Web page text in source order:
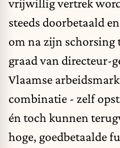
vrijwillig vertrek
steeds doorbetaald
om na zijn schorsing
graad van directeur-
Vlaamse
combinatie - zelf
én toch kunnen
hoge, goedbetaalde